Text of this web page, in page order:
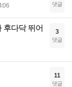
댓글
후다닥 뛰어
3
댓글
11
댓글